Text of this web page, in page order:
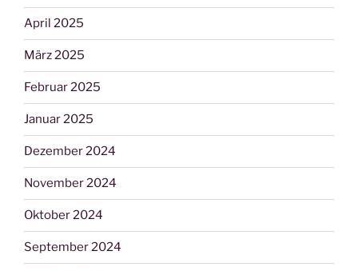
April 2025
März 2025
Februar 2025
Januar 2025
Dezember 2024
November 2024
Oktober 2024
September 2024